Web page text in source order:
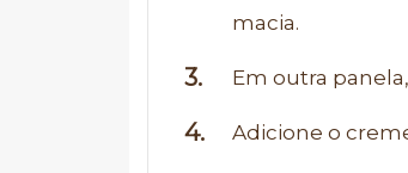
macia.
Em outra
Adicione o